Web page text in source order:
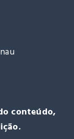
conteúdo,